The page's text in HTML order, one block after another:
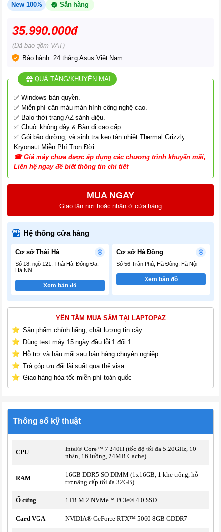
New 100% Sẵn hàng
35.990.000đ
(Đã bao gồm VAT)
Bảo hành: 24 tháng Asus Việt Nam
QUÀ TẶNG/KHUYẾN MẠI
✅ Windows bản quyền.
✅ Miễn phí cân màu màn hình công nghệ cao.
✅ Balo thời trang AZ sành điệu.
✅ Chuột không dây & Bàn di cao cấp.
✅ Gói bảo dưỡng, vệ sinh tra keo tản nhiệt Thermal Grizzly
Kryonaut Miễn Phí Trọn Đời.
☎Giá máy chưa được áp dụng các chương trình khuyến mãi,
Liên hệ ngay để biết thông tin chi tiết
MUA NGAY
Giao tận nơi hoặc nhận ở cửa hàng
Hệ thống cửa hàng
Cơ sở Thái Hà
Số 18, ngõ 121, Thái Hà, Đống Đa,
Hà Nội
Xem bản đồ
Cơ sở Hà Đông
Số 56 Trần Phú, Hà Đông, Hà Nội
Xem bản đồ
YÊN TÂM MUA SẮM TẠI LAPTOPAZ
Sản phẩm chính hãng, chất lượng tin cậy
Dùng test máy 15 ngày đầu lỗi 1 đổi 1
Hỗ trợ và hậu mãi sau bán hàng chuyên nghiệp
Trả góp ưu đãi lãi suất qua thẻ visa
Giao hàng hỏa tốc miễn phí toàn quốc
Thông số kỹ thuật
CPU
Intel® Core™ 7 240H (tốc độ tối đa 5.20GHz, 10
nhân, 16 luồng, 24MB Cache)
RAM
16GB DDR5 SO-DIMM (1x16GB, 1 khe trống, hỗ
trợ nâng cấp tối đa 32GB)
Ổ cứng 1TB M.2 NVMe™ PCIe® 4.0 SSD
Card VGA NVIDIA® GeForce RTX™ 5060 8GB GDDR7